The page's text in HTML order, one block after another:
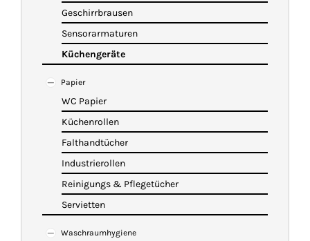
Geschirrbrausen
Sensorarmaturen
Küchengeräte
Papier
WC Papier
Küchenrollen
Falthandtücher
Industrierollen
Reinigungs & Pflegetücher
Servietten
Waschraumhygiene